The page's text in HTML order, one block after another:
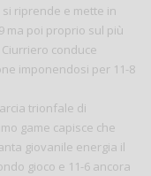
riprende e mette in
ma poi proprio sul più
conduce
imponendosi per 11-8
trionfale di
game capisce che
giovanile energia il
gioco e 11-6 ancora